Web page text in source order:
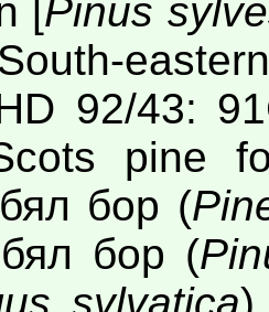
[Pinus
92/43:
pine
бор (
бор (
sylvatica